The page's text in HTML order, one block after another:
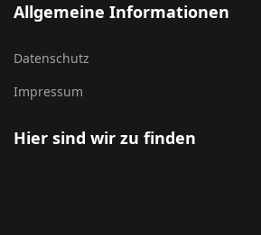
Allgemeine Informationen
Datenschutz
Impressum
Hier sind wir zu finden